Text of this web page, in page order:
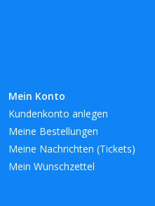
Mein Konto
Kundenkonto anlegen
Meine Bestellungen
Meine Nachrichten (Tickets)
Mein Wunschzettel